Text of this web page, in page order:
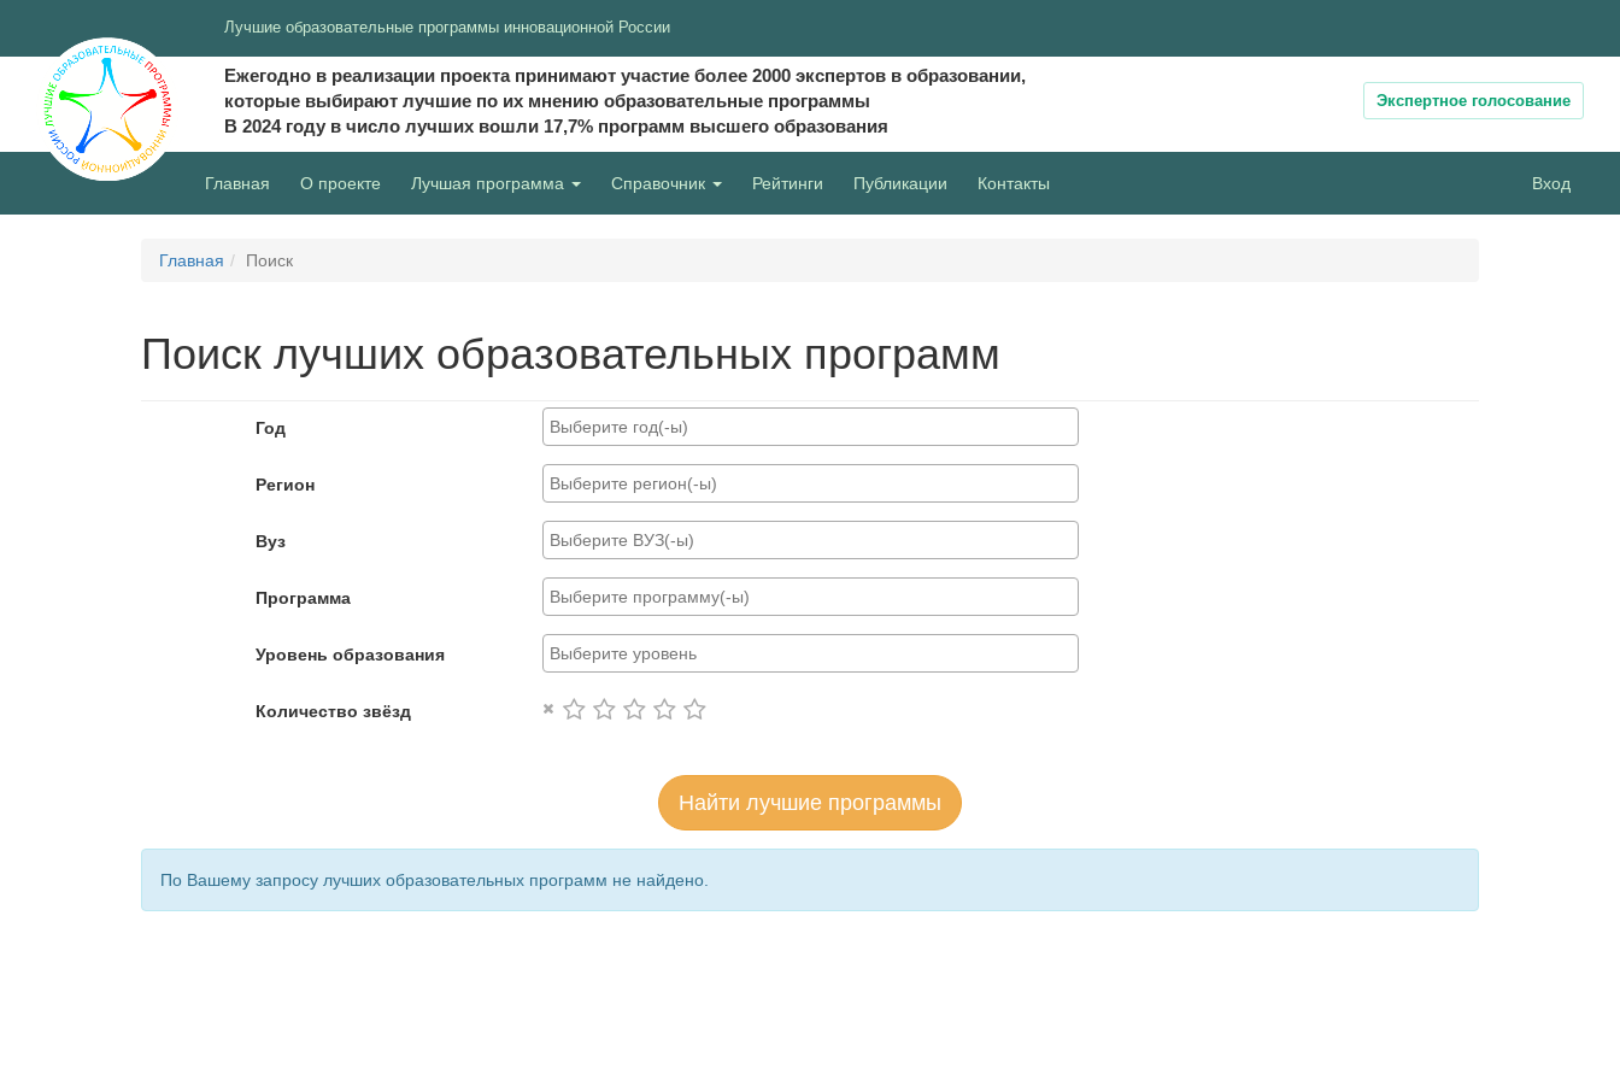
Лучшие образовательные программы инновационной России
Ежегодно в реализации проекта принимают участие более 2000 экспертов в образовании,
которые выбирают лучшие по их мнению образовательные программы
В 2024 году в число лучших вошли 17,7% программ высшего образования
Экспертное голосование
Главная О проекте (current)
Лучшая программа Справочник Рейтинги Публикации Контакты Вход
Главная Поиск
Поиск лучших образовательных программ
Год
Регион
Вуз
Программа
Уровень образования
Количество звёзд
Найти лучшие программы
По Вашему запросу лучших образовательных программ не найдено.